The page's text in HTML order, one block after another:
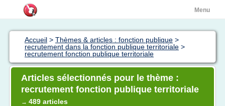
Menu
Accueil > Thèmes & articles : fonction publique >
recrutement dans la fonction publique territoriale >
recrutement fonction publique territoriale
Articles sélectionnés pour le thème :
recrutement fonction publique territoriale
→ 489 articles